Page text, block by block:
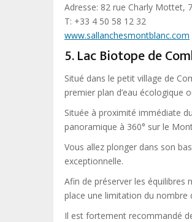
Adresse: 82 rue Charly Mottet,
T: +33 4 50 58 12 32
www.sallanchesmontblanc.com
5. Lac Biotope de
Situé dans le petit village de
premier plan d’eau écologique
Située à proximité immédiate
panoramique à 360° sur le
Vous allez plonger dans son
exceptionnelle.
Afin de préserver les équilibres
place une limitation du nombre
Il est fortement recommandé